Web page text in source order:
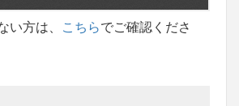
い方は、 こちらでご確認くださ